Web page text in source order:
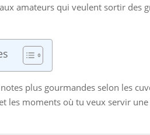
amateurs qui veulent sortir des
plus gourmandes selon les
les moments où tu veux servir